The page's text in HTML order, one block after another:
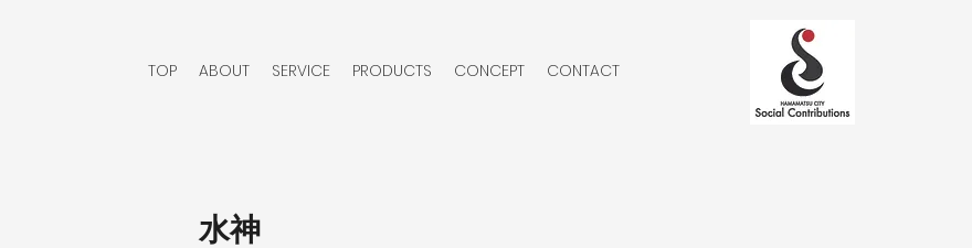
TOP ABOUT SERVICE PRODUCTS CONCEPT CONTACT
水神